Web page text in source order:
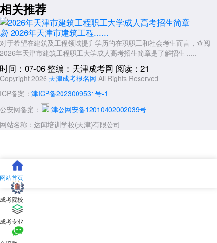
天津市建筑
工程职工大
学
高起
专
2年
有居住证
工）+计算机基础
术
工程造价
现代物流管
理
现代物业管
理
供热通风与
空调工程技
工业设备安
四、2026年天津市建筑工程职工大学成人高考
报名时间：即日起开始报名，至8月月底截止，一年一次，全国统考。
考试方式：符合报考条件的考生，须参加教育部组织的全国成人高等学校
招生统一考试，简称“成人高考”。
考试时间：2026年10月17日-18日
相关推荐
新 2026年天津市建筑工程......
对于希望在建筑及工程领域提升学历的在职职工和社会考生而言，查阅
2026年天津市建筑工程职工大学成人高考招生简章是了解招生......
时间：07-06 整编：天津成考网 阅读：21
Copyright 2026 天津成考报名网 All Rights Reserved
ICP备案： 津ICP备2023009531号-1
公安网备案：
津公网安备12010402002039号
网站名称：达闻培训学校(天津)有限公司
网站首页
成考院校
成考专业